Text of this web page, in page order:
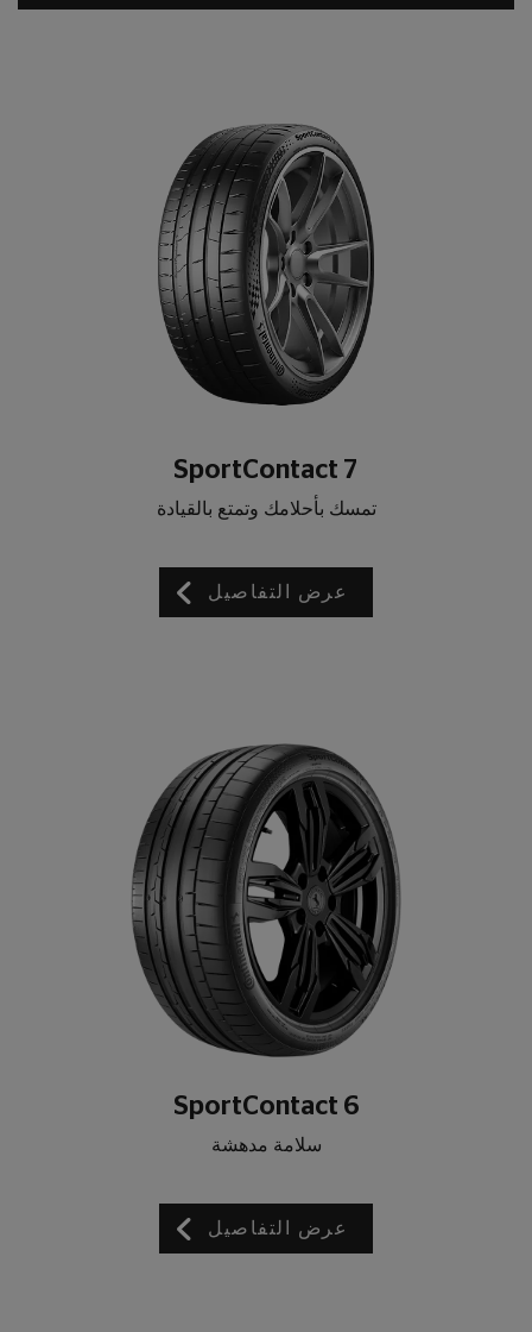
SportContact 7
تمسك بأحلامك وتمتع بالقيادة
عرض التفاصيل
SportContact 6
سلامة مدهشة
عرض التفاصيل